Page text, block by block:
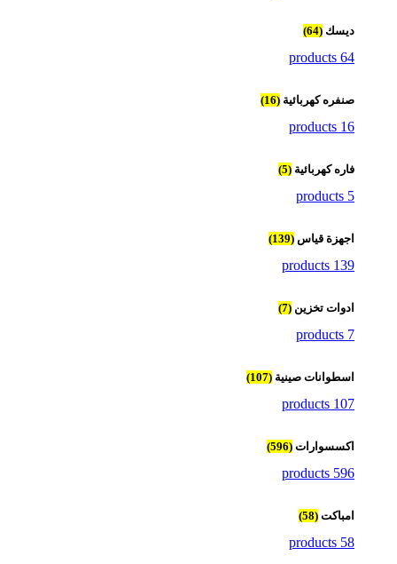
ديسك (64)
64 products
صنفره كهربائية (16)
16 products
فاره كهربائية (5)
5 products
اجهزة قياس (139)
139 products
ادوات تخزين (7)
7 products
اسطوانات صينية (107)
107 products
اكسسوارات (596)
596 products
امباكت (58)
58 products